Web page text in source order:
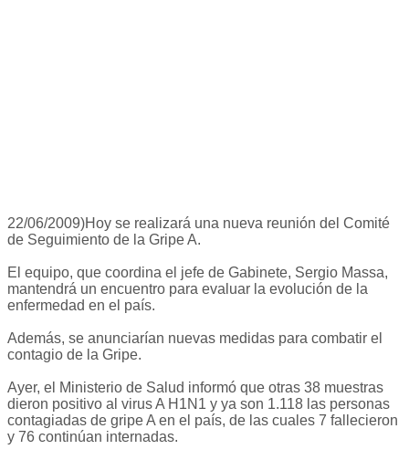
22/06/2009)Hoy se realizará una nueva reunión del Comité
de Seguimiento de la Gripe A.
El equipo, que coordina el jefe de Gabinete, Sergio Massa,
mantendrá un encuentro para evaluar la evolución de la
enfermedad en el país.
Además, se anunciarían nuevas medidas para combatir el
contagio de la Gripe.
Ayer, el Ministerio de Salud informó que otras 38 muestras
dieron positivo al virus A H1N1 y ya son 1.118 las personas
contagiadas de gripe A en el país, de las cuales 7 fallecieron
y 76 continúan internadas.